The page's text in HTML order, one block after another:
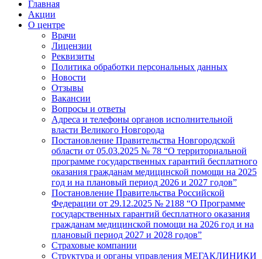
Главная
Акции
О центре
Врачи
Лицензии
Реквизиты
Политика обработки персональных данных
Новости
Отзывы
Вакансии
Вопросы и ответы
Адреса и телефоны органов исполнительной
власти Великого Новгорода
Постановление Правительства Новгородской
области от 05.03.2025 № 78 “О территориальной
программе государственных гарантий бесплатного
оказания гражданам медицинской помощи на 2025
год и на плановый период 2026 и 2027 годов”
Постановление Правительства Российской
Федерации от 29.12.2025 № 2188 “О Программе
государственных гарантий бесплатного оказания
гражданам медицинской помощи на 2026 год и на
плановый период 2027 и 2028 годов”
Страховые компании
Структура и органы управления МЕГАКЛИНИКИ